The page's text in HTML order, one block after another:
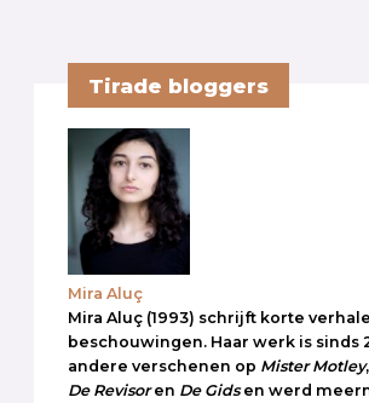
Tirade bloggers
Mira Aluç
Mira Aluç (1993) schrijft korte
beschouwingen. Haar werk is sinds
andere verschenen op Mister Motley
De Revisoren De Gidsen werd